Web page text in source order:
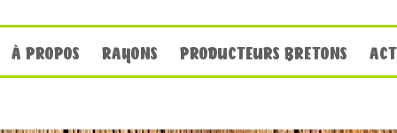
À PROPOS RAYONS PRODUCTEURS BRETONS